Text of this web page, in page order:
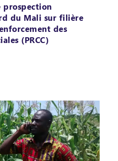
prospection
du Mali sur filière
des
(PRCC)